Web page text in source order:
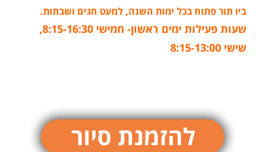
ביו תור פתוח בכל ימות השנה, למעט חגים ושבתות.
שעות פעילות ימים ראשון- חמישי 8:15-16:30,
שישי 8:15-13:00